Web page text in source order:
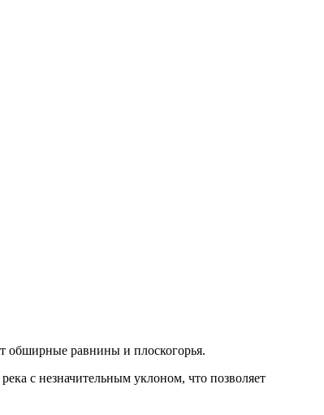
обширные равнины и плоскогорья.
с незначительным уклоном, что позволяет